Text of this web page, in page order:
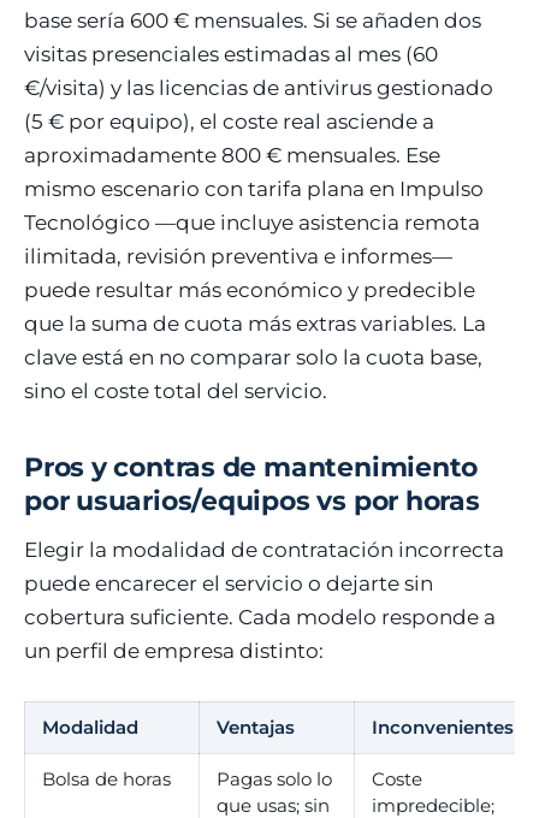
base sería 600 € mensuales. Si se añaden dos
visitas presenciales estimadas al mes (60
€/visita) y las licencias de antivirus gestionado
(5 € por equipo), el coste real asciende a
aproximadamente 800 € mensuales. Ese
mismo escenario con tarifa plana en Impulso
Tecnológico —que incluye asistencia remota
ilimitada, revisión preventiva e informes—
puede resultar más económico y predecible
que la suma de cuota más extras variables. La
clave está en no comparar solo la cuota base,
sino el coste total del servicio.
Pros y contras de mantenimiento
por usuarios/equipos vs por horas
Elegir la modalidad de contratación incorrecta
puede encarecer el servicio o dejarte sin
cobertura suficiente. Cada modelo responde a
un perfil de empresa distinto:
Modalidad Ventajas Inconvenientes
Bolsa de horas
Pagas solo lo
que usas; sin
Coste
impredecible;